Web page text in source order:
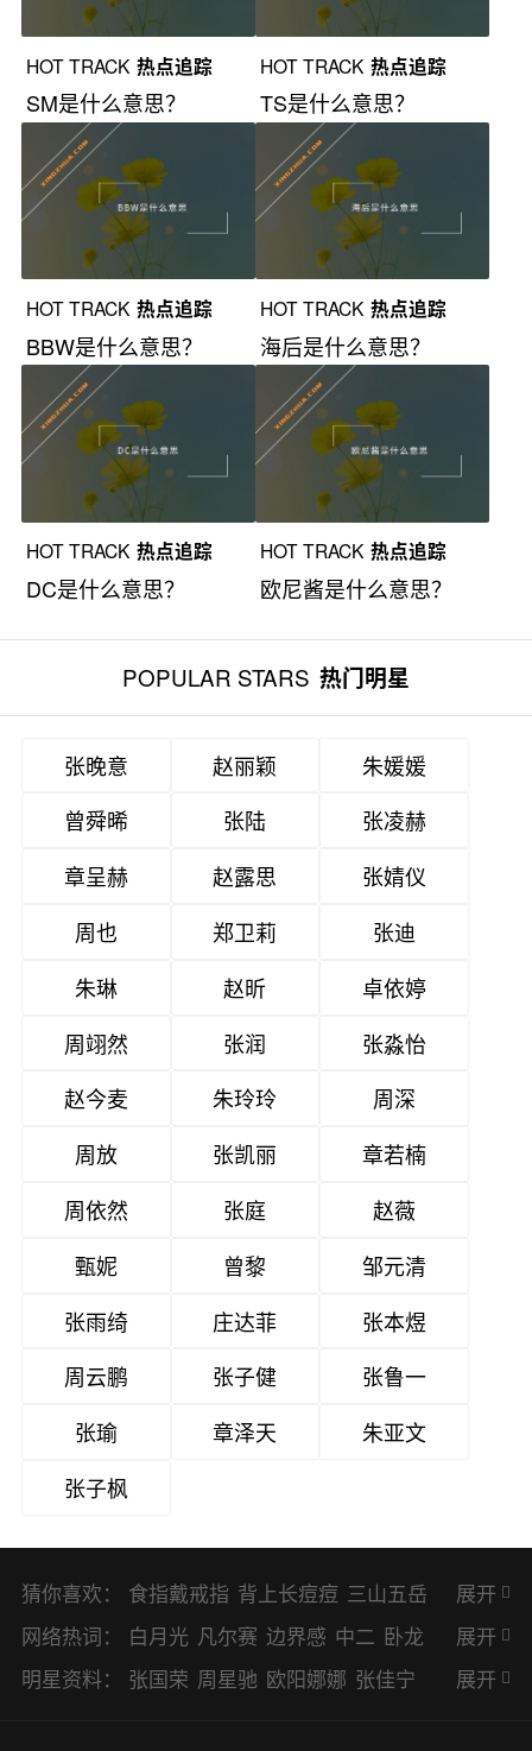
HOT TRACK 热点追踪
SM是什么意思？
HOT TRACK 热点追踪
TS是什么意思？
HOT TRACK 热点追踪
BBW是什么意思？
HOT TRACK 热点追踪
海后是什么意思？
HOT TRACK 热点追踪
DC是什么意思？
HOT TRACK 热点追踪
欧尼酱是什么意思？
POPULAR STARS 热门明星
张晚意 赵丽颖
朱媛媛
曾舜晞
张陆
张凌赫
章呈赫
赵露思
张婧仪
周也
郑卫莉
张迪
朱琳
赵昕
卓依婷
周翊然
张润
张淼怡
赵今麦
朱玲玲
周深
周放
张凯丽
章若楠
周依然
张庭
赵薇
甄妮
曾黎
邹元清
张雨绮
庄达菲
张本煜
周云鹏
张子健
张鲁一
张瑜
章泽天
朱亚文
张子枫
猜你喜欢： 食指戴戒指 背上长痘痘 三山五岳
避暑胜地
展开
网络热词：
白月光 凡尔赛 边界感 中二 卧龙
凤雏 二次元 KPI EMO CP BUG
展开
明星资料：
张国荣 周星驰 欧阳娜娜 张佳宁
展开